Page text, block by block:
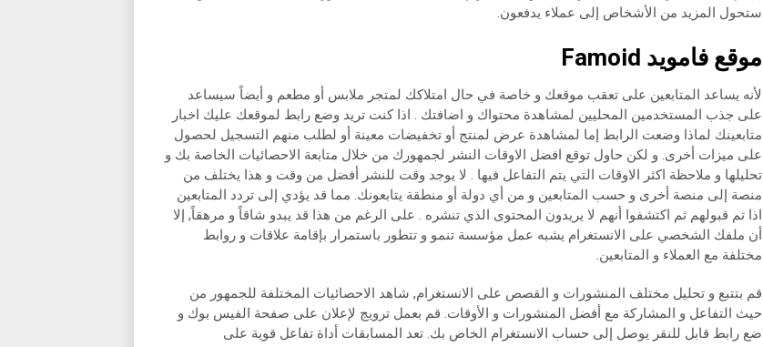
ستحول المزيد من الأشخاص إلى عملاء يدفعون.
موقع فامويد Famoid
لأنه يساعد المتابعين على تعقب موقعك و خاصة في حال امتلاكك لمتجر ملابس أو مطعم و أيضاً سيساعد
على جذب المستخدمين المحليين لمشاهدة محتواك و اضافتك . اذا كنت تريد وضع رابط لموقعك عليك اخبار
متابعينك لماذا وضعت الرابط إما لمشاهدة عرض لمنتج أو تخفيضات معينة أو لطلب منهم التسجيل لحصول
على ميزات أخرى. و لكن حاول توقع افضل الاوقات النشر لجمهورك من خلال متابعة الاحصائيات الخاصة بك و
تحليلها و ملاحظة اكثر الاوقات التي يتم التفاعل فيها . لا يوجد وقت للنشر أفضل من وقت و هذا يختلف من
منصة إلى منصة أخرى و حسب المتابعين و من أي دولة أو منطقة يتابعونك. مما قد يؤدي إلى تردد المتابعين
اذا تم قبولهم ثم اكتشفوا أنهم لا يريدون المحتوى الذي تنشره . على الرغم من هذا قد يبدو شاقاً و مرهقاً, إلا
أن ملفك الشخصي على الانستغرام يشبه عمل مؤسسة تنمو و تتطور باستمرار بإقامة علاقات و روابط
مختلفة مع العملاء و المتابعين.
قم بتتبع و تحليل مختلف المنشورات و القصص على الانستغرام, شاهد الاحصائيات المختلفة للجمهور من
حيث التفاعل و المشاركة مع أفضل المنشورات و الأوقات. قم بعمل ترويج لإعلان على صفحة الفيس بوك و
ضع رابط قابل للنقر يوصل إلى حساب الانستغرام الخاص بك. تعد المسابقات أداة تفاعل قوية على